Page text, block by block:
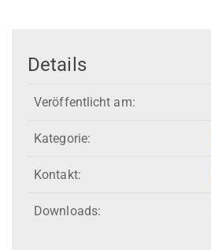
Details
Veröffentlicht am:
Kategorie:
Kontakt:
Downloads: